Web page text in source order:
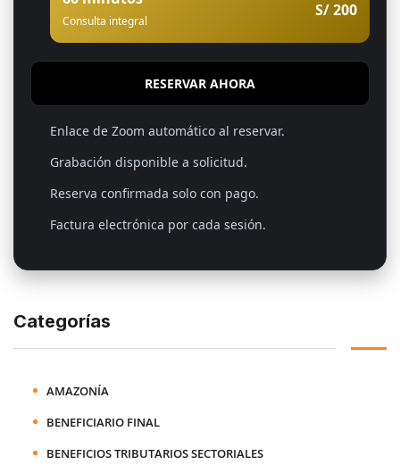
Consulta integral
S/ 200
RESERVAR AHORA
Enlace de Zoom automático al reservar.
Grabación disponible a solicitud.
Reserva confirmada solo con pago.
Factura electrónica por cada sesión.
Categorías
AMAZONÍA
BENEFICIARIO FINAL
BENEFICIOS TRIBUTARIOS SECTORIALES